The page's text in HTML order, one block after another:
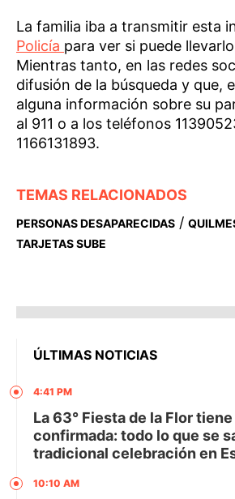
La familia iba a transmitir esta
Policía para ver si puede
Mientras tanto, en las redes
difusión de la búsqueda y que,
alguna información sobre su
al 911 o a los teléfonos
1166131893.
TEMAS RELACIONADOS
PERSONAS DESAPARECIDAS /
TARJETAS SUBE
ÚLTIMAS NOTICIAS
4:41 PM
La 63° Fiesta de la Flor
confirmada: todo lo que se
tradicional celebración en
10:10 AM